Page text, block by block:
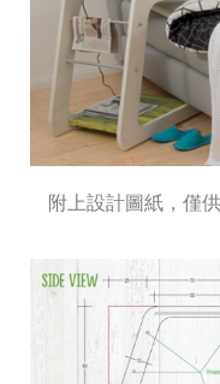
附上設計圖紙，僅供